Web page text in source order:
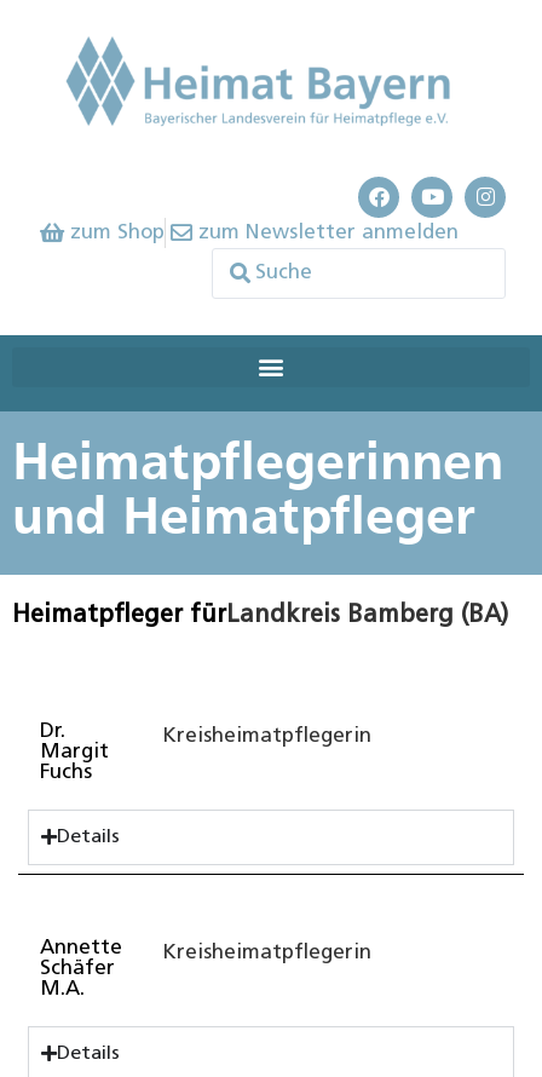
zum Shop zum Newsletter anmelden
Heimatpflegerinnen
und Heimatpfleger
Heimatpfleger fürLandkreis Bamberg (BA)
Dr.
Margit
Fuchs
Kreisheimatpflegerin
Details
Annette
Schäfer
M.A.
Kreisheimatpflegerin
Details